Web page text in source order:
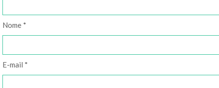
Nome *
E-mail *